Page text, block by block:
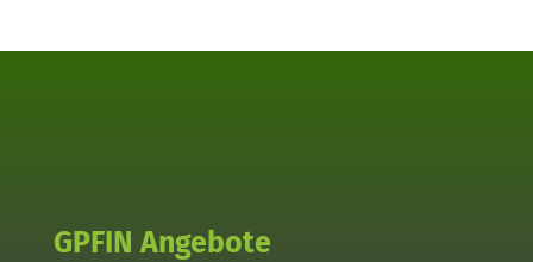
GPFIN Angebote